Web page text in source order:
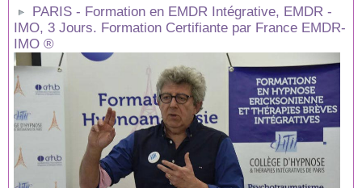
PARIS - Formation en EMDR Intégrative, EMDR -
IMO, 3 Jours. Formation Certifiante par France EMDR-
IMO ®